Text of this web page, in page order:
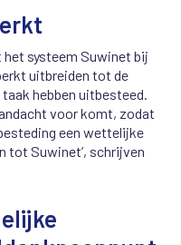
het systeem Suwinet bij
uitbreiden tot de
hebben uitbesteed.
voor komt, zodat
een wettelijke
tot Suwinet’, schrijven